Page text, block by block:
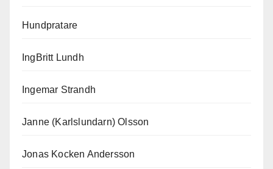
Hundpratare
IngBritt Lundh
Ingemar Strandh
Janne (Karlslundarn) Olsson
Jonas Kocken Andersson